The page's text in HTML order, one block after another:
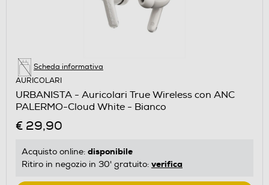
Scheda informativa
AURICOLARI
URBANISTA - Auricolari True Wireless con ANC
PALERMO-Cloud White - Bianco
€ 29,90
Acquisto online: disponibile
Ritiro in negozio in 30' gratuito: verifica